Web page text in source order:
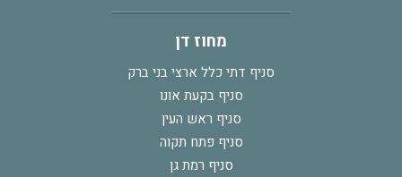
מחוז דן
סניף דתי כלל ארצי בני ברק
סניף בקעת אונו
סניף ראש העין
סניף פתח תקוה
סניף רמת גן